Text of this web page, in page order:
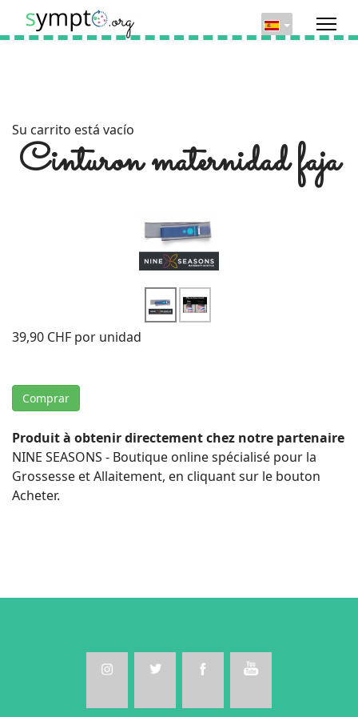
Su carrito está vacío
Cinturon maternidad faja
39,90 CHF por unidad
Comprar
Produit à obtenir directement chez notre partenaire
NINE SEASONS - Boutique online spécialisé pour la
Grossesse et Allaitement, en cliquant sur le bouton
Acheter.